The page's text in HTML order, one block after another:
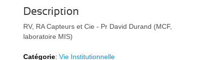
e
e
Description
RV, RA Capteurs et Cie - Pr David Durand (MCF,
laboratoire MIS)
Catégorie:Vie Institutionnelle